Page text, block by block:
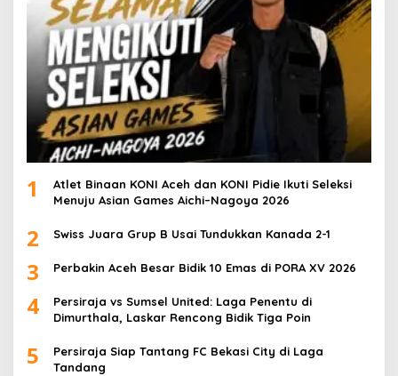
1
Atlet Binaan KONI Aceh dan KONI Pidie Ikuti Seleksi
Menuju Asian Games Aichi–Nagoya 2026
2 Swiss Juara Grup B Usai Tundukkan Kanada 2-1
3 Perbakin Aceh Besar Bidik 10 Emas di PORA XV 2026
4
Persiraja vs Sumsel United: Laga Penentu di
Dimurthala, Laskar Rencong Bidik Tiga Poin
5
Persiraja Siap Tantang FC Bekasi City di Laga
Tandang